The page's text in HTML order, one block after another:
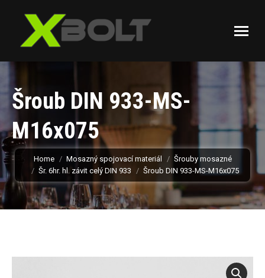
Šroub DIN 933-MS-
M16x075
You are here:
Home Mosazný spojovací materiál
Šrouby mosazné
Šr. 6hr. hl. závit celý DIN 933
Šroub DIN 933-MS-M16x075